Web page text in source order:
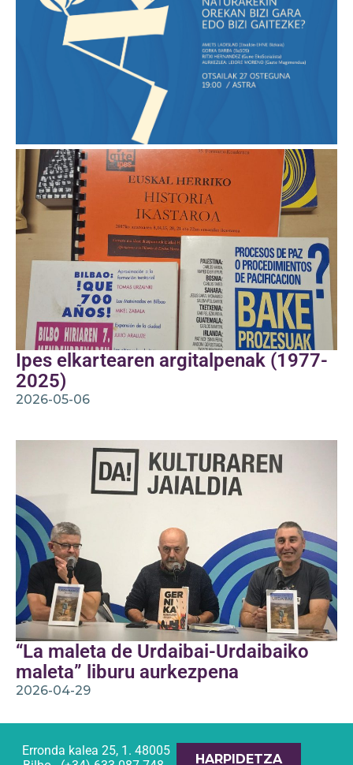
Ipes elkartearen argitalpenak (1977-
2025)
2026-05-06
“La maleta de Urdaibai-Urdaibaiko
maleta” liburu aurkezpena
2026-04-29
Erronda kalea 25, 1. 48005
HARPIDETZA